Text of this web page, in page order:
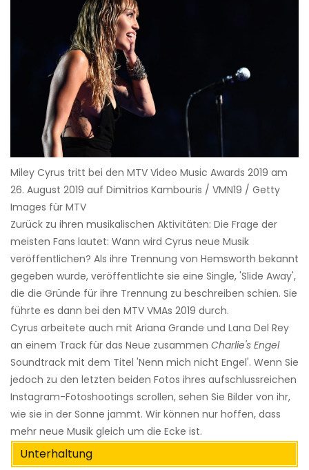
Miley Cyrus tritt bei den MTV Video Music Awards 2019 am
26. August 2019 auf Dimitrios Kambouris / VMN19 / Getty
Images für MTV
Zurück zu ihren musikalischen Aktivitäten: Die Frage der
meisten Fans lautet: Wann wird Cyrus neue Musik
veröffentlichen? Als ihre Trennung von Hemsworth bekannt
gegeben wurde, veröffentlichte sie eine Single, 'Slide Away',
die die Gründe für ihre Trennung zu beschreiben schien. Sie
führte es dann bei den MTV VMAs 2019 durch.
Cyrus arbeitete auch mit Ariana Grande und Lana Del Rey
an einem Track für das Neue zusammen Charlie's Engel
Soundtrack mit dem Titel 'Nenn mich nicht Engel'. Wenn Sie
jedoch zu den letzten beiden Fotos ihres aufschlussreichen
Instagram-Fotoshootings scrollen, sehen Sie Bilder von ihr,
wie sie in der Sonne jammt. Wir können nur hoffen, dass
mehr neue Musik gleich um die Ecke ist.
Unterhaltung